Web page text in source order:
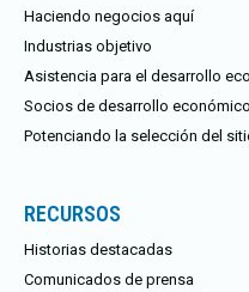
Haciendo negocios aquí
Industrias objetivo
Asistencia para el desarrollo
Socios de desarrollo económico
Potenciando la selección del
RECURSOS
Historias destacadas
Comunicados de prensa